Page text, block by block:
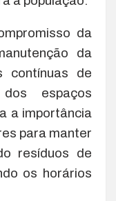
da
da
contínuas de
espaços
a importância
para manter
resíduos de
os horários